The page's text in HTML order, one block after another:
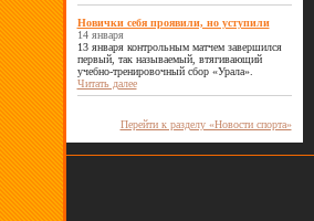
Новички себя проявили, но уступили
14 января
13 января контрольным матчем завершился
первый, так называемый, втягивающий
учебно-тренировочный сбор «Урала».
Читать далее
Перейти к разделу «Новости спорта»